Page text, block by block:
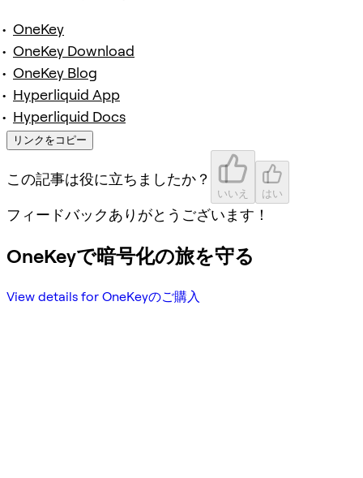
OneKey
OneKey Download
OneKey Blog
Hyperliquid App
Hyperliquid Docs
リンクをコピー
この記事は役に立ちましたか？
いいえ はい
フィードバックありがとうございます！
OneKeyで暗号化の旅を守る
View details for OneKeyのご購入